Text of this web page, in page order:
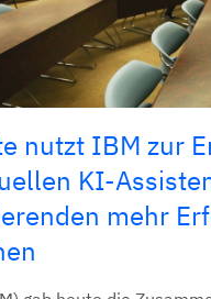
nutzt IBM zur
KI-
mehr